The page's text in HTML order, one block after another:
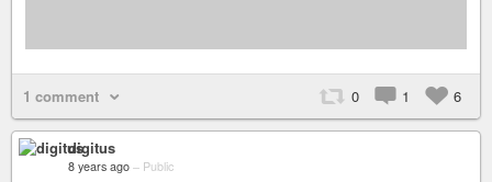
1 comment 0 1 6
digitus
8 years ago – Public